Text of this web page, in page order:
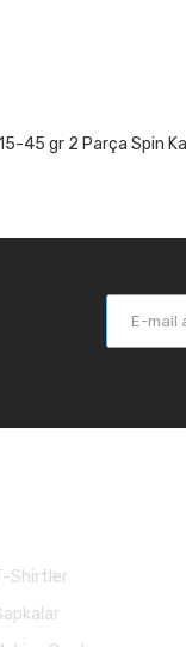
45 gr 2 Parça Spin
Shirtler